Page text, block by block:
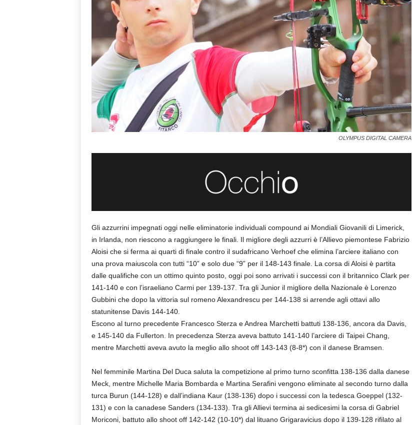
OLYMPUS DIGITAL CAMERA
Gli azzurrini impegnati oggi nelle eliminatorie individuali compound ai Mondiali Giovanili di Limerick,
in Irlanda, non riescono a raggiungere le finali. Il migliore degli azzurri è l’Allievo piemontese Fabrizio
Aloisi che si ferma ai quarti di finale contro il sudafricano Verhoef che elimina l’arciere italiano con
una prova maiuscola con tutti “10” e solo due “9” per il 148-143 finale. La corsa di Aloisi è partita
dalle qualifiche con un ottimo quinto posto, oggi poi sono arrivati i successi con il britannico Clark per
141-140 e con l’israeliano Carmi per 139-137. Tra gli Junior il migliore della Nazionale è Lorenzo
Gubbini che dopo la vittoria sul romeno Alexandrescu per 144-138 si arrende agli ottavi allo
statunitense Davis 144-140.
Escono al turno precedente Francesco Sterza e Andrea Marchetti battuti 138-136, ancora da Davis,
e 145-140 da Fullerton. In precedenza Sterza aveva battuto 141-140 l’arciere di Taipei Chang,
mentre Marchetti aveva avuto la meglio allo shoot off 143-143 (8-8*) con il danese Bramsen.
Nel femminile Martina Del Duca saluta la competizione al primo turno sconfitta 138-136 dalla danese
Meck, mentre Michelle Maria Bombarda e Martina Serafini vengono eliminate al secondo turno dalla
turca Burun (144-128) e dall’indiana Kaur (138-136) dopo i successi con la tedesca Goeppel (132-
131) e con la canadese Sanders (134-133). Tra gli Allievi termina ai sedicesimi la corsa di Gabriel
Moriconi, battuto allo shoot off 142-142 (10-10*) dal lituano Grigaravicius dopo il 139-128 rifilato al